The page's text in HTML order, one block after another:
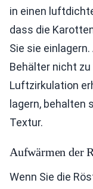
in einen
dass die
Sie sie
Behälter nicht
Luftzirkulation
lagern, behalten
Textur.
Aufwärmen der
Wenn Sie die